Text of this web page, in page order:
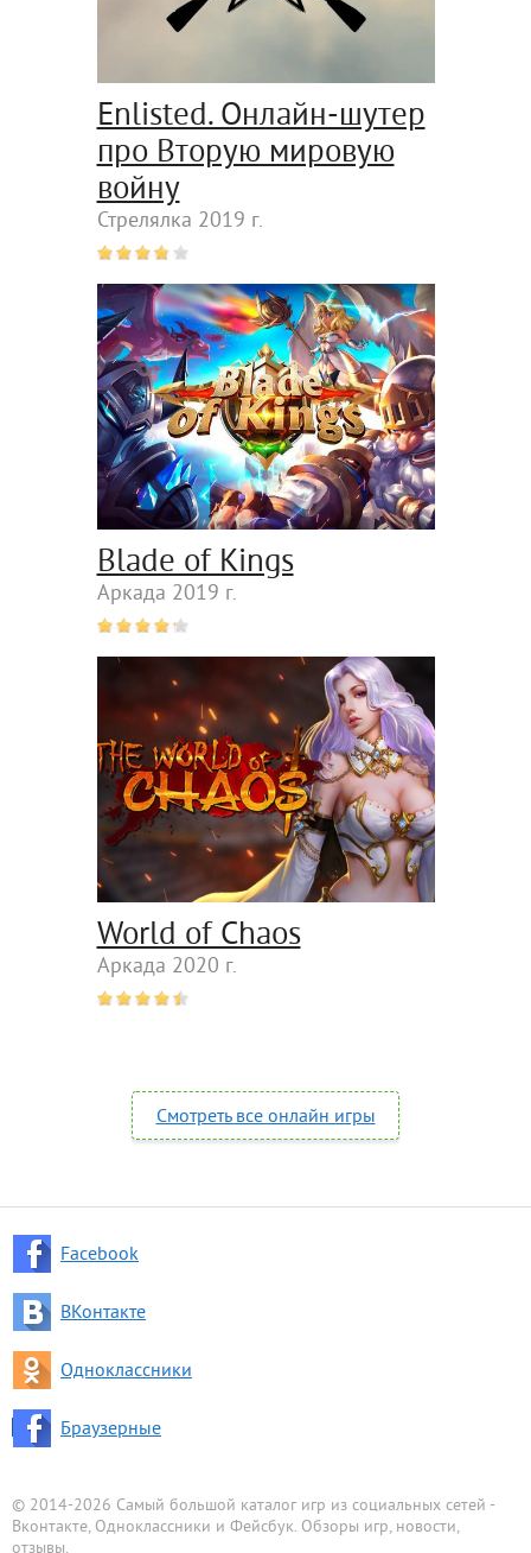
Enlisted. Онлайн-шутер
про Вторую мировую
войну
Стрелялка 2019 г.
Blade of Kings
Аркада 2019 г.
World of Chaos
Аркада 2020 г.
Смотреть все онлайн игры
Facebook
ВКонтакте
Одноклассники
Браузерные
© 2014-2026 Самый большой каталог игр из социальных сетей -
Вконтакте, Одноклассники и Фейсбук. Обзоры игр, новости,